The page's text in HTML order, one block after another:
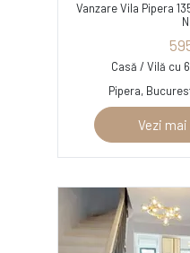
Vanzare Vila Pipera
Casă / Vilă cu
Pipera,
Vezi